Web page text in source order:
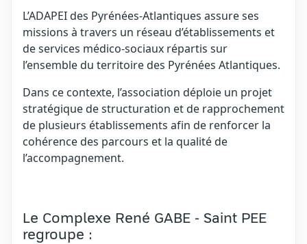
L’ADAPEI des Pyrénées-Atlantiques assure ses
missions à travers un réseau d’établissements et
de services médico-sociaux répartis sur
l’ensemble du territoire des Pyrénées Atlantiques.
Dans ce contexte, l’association déploie un projet
stratégique de structuration et de rapprochement
de plusieurs établissements afin de renforcer la
cohérence des parcours et la qualité de
l’accompagnement.
Le Complexe René GABE - Saint PEE
regroupe :